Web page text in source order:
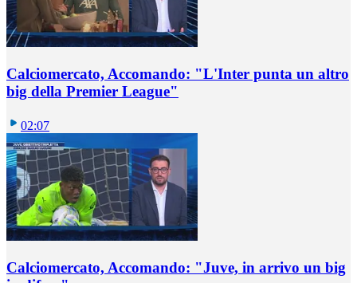
Calciomercato, Accomando: "L'Inter punta un altro
big della Premier League"
02:07
Calciomercato, Accomando: "Juve, in arrivo un big